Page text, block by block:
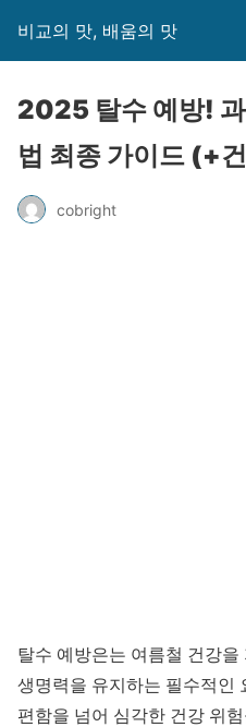
비교의 맛, 배움의 맛
2025 탈수 예방! 과
법 최종 가이드 (+
cobright
탈수 예방은는 여름철 건강을
생명력을 유지하는 필수적인
편함을 넘어 심각한 건강 위